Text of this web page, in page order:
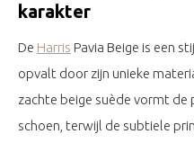
karakter
De Harris Pavia Beige is een
opvalt door zijn unieke
zachte beige suède vormt de
schoen, terwijl de subtiele